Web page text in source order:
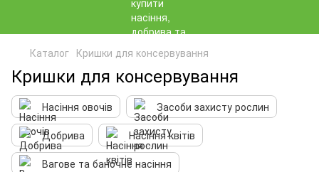
Каталог Кришки для консервування
Кришки для консервування
Насіння овочів
Засоби захисту рослин
Добрива
Насіння квітів
Вагове та баночне насіння